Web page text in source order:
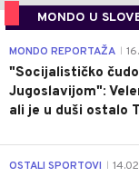
MONDO U
MONDO REPORTAŽA
"Socijalističko
Jugoslavijom":
ali je u duši ostalo
OSTALI SPORTOVI